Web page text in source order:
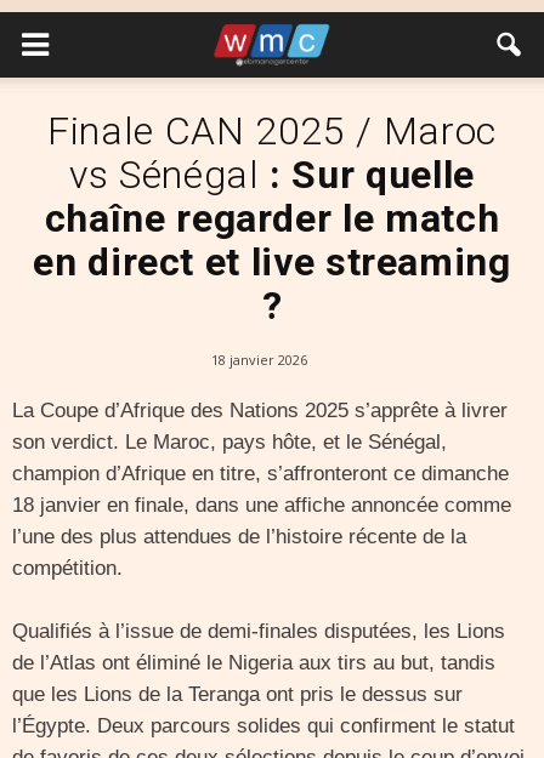
Finale CAN 2025 / Maroc
vs Sénégal : Sur quelle
chaîne regarder le match
en direct et live streaming
?
18 janvier 2026
La Coupe d’Afrique des Nations 2025 s’apprête à livrer
son verdict. Le Maroc, pays hôte, et le Sénégal,
champion d’Afrique en titre, s’affronteront ce dimanche
18 janvier en finale, dans une affiche annoncée comme
l’une des plus attendues de l’histoire récente de la
compétition.
Qualifiés à l’issue de demi-finales disputées, les Lions
de l’Atlas ont éliminé le Nigeria aux tirs au but, tandis
que les Lions de la Teranga ont pris le dessus sur
l’Égypte. Deux parcours solides qui confirment le statut